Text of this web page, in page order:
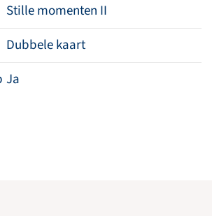
Stille momenten II
Dubbele kaart
Ja